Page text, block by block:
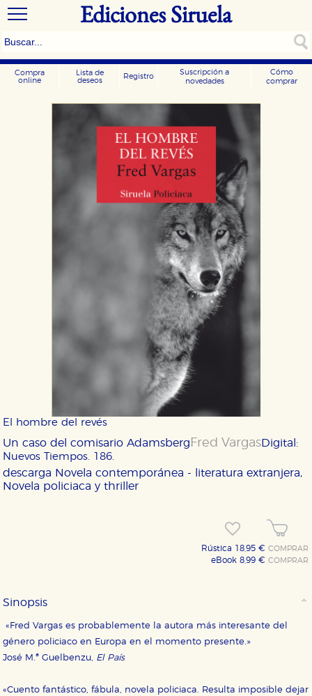
Ediciones Siruela
Compra
online
Lista de
deseos
Registro
Suscripción a
novedades
Cómo
comprar
El hombre del revés
Un caso del comisario Adamsberg Fred Vargas
Nuevos Tiempos. 186.
Digital:
descarga Novela contemporánea - literatura extranjera,
Novela policiaca y thriller
Rústica 18,95 €COMPRAR
eBook 8,99 €COMPRAR
Sinopsis
«Fred Vargas es probablemente la autora más interesante del
género policiaco en Europa en el momento presente.»
José M.ª Guelbenzu, El País
«Cuento fantástico, fábula, novela policiaca. Resulta imposible dejar